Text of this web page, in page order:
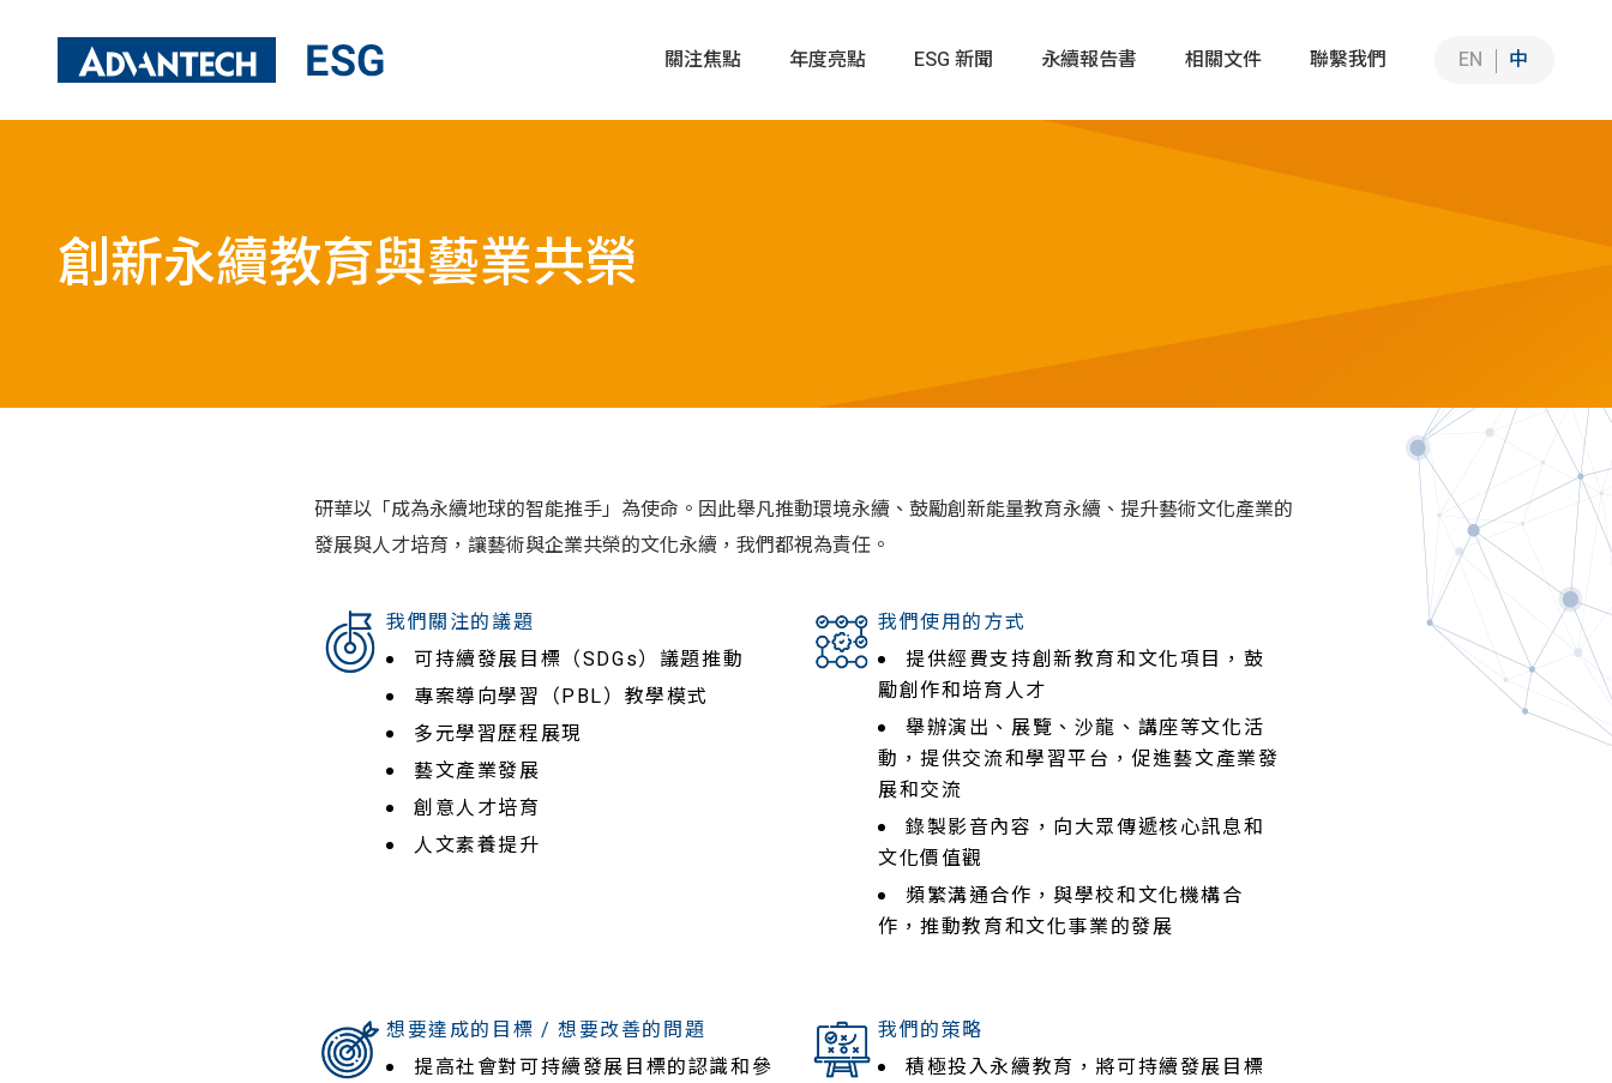
關注焦點
永續目標及重大主題
資訊安全管理
員工溝通與福利
多元共融職場
職業安全衛生
物聯網教育與產學共創
創新永續教育與藝業共榮
年度亮點 ESG 新聞 永續報告書 相關文件 聯繫我們 EN 中
創新永續教育與藝業共榮
研華以「成為永續地球的智能推手」為使命。因此舉凡推動環境永續、鼓勵創新能量教育永續、提升藝術文化產業的
發展與人才培育，讓藝術與企業共榮的文化永續，我們都視為責任。
我們關注的議題
可持續發展目標（SDGs）議題推動
專案導向學習（PBL）教學模式
多元學習歷程展現
藝文產業發展
創意人才培育
人文素養提升
我們使用的方式
提供經費支持創新教育和文化項目，鼓
勵創作和培育人才
舉辦演出、展覽、沙龍、講座等文化活
動，提供交流和學習平台，促進藝文產業發
展和交流
錄製影音內容，向大眾傳遞核心訊息和
文化價值觀
頻繁溝通合作，與學校和文化機構合
作，推動教育和文化事業的發展
想要達成的目標 / 想要改善的問題
提高社會對可持續發展目標的認識和參
我們的策略
積極投入永續教育，將可持續發展目標